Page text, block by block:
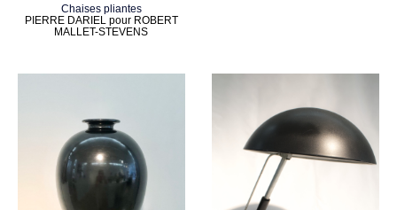
Chaises pliantes
PIERRE DARIEL pour ROBERT
MALLET-STEVENS